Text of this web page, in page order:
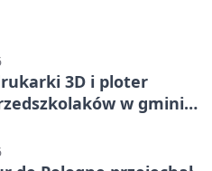
3D i ploter
w gminie